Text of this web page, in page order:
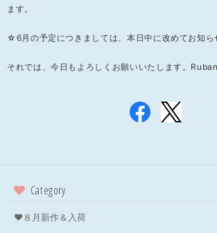
ます。
☆6月の予定につきましては、本日中に改めてお知ら
それでは、今日もよろしくお願いいたします。Ruban
Category
❤８月新作＆入荷